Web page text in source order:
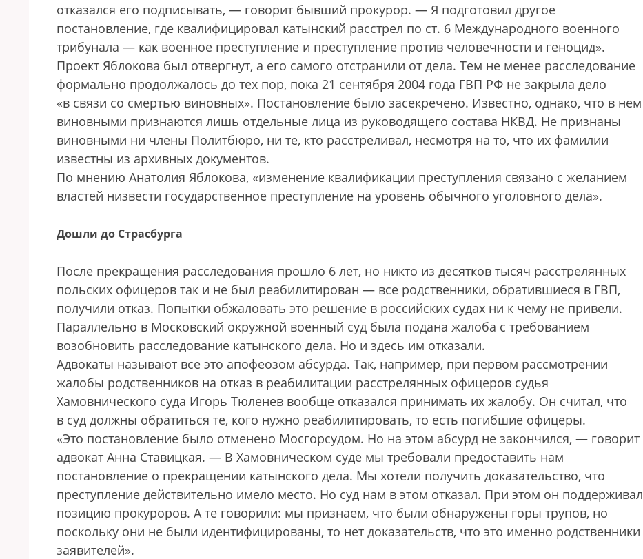
отказался его подписывать, — говорит бывший прокурор. — Я подготовил другое
постановление, где квалифицировал катынский расстрел по ст. 6 Международного военного
трибунала — как военное преступление и преступление против человечности и геноцид».
Проект Яблокова был отвергнут, а его самого отстранили от дела. Тем не менее расследование
формально продолжалось до тех пор, пока 21 сентября 2004 года ГВП РФ не закрыла дело
«в связи со смертью виновных». Постановление было засекречено. Известно, однако, что в нем
виновными признаются лишь отдельные лица из руководящего состава НКВД. Не признаны
виновными ни члены Политбюро, ни те, кто расстреливал, несмотря на то, что их фамилии
известны из архивных документов.
По мнению Анатолия Яблокова, «изменение квалификации преступления связано с желанием
властей низвести государственное преступление на уровень обычного уголовного дела».
Дошли до Страсбурга
После прекращения расследования прошло 6 лет, но никто из десятков тысяч расстрелянных
польских офицеров так и не был реабилитирован — все родственники, обратившиеся в ГВП,
получили отказ. Попытки обжаловать это решение в российских судах ни к чему не привели.
Параллельно в Московский окружной военный суд была подана жалоба с требованием
возобновить расследование катынского дела. Но и здесь им отказали.
Адвокаты называют все это апофеозом абсурда. Так, например, при первом рассмотрении
жалобы родственников на отказ в реабилитации расстрелянных офицеров судья
Хамовнического суда Игорь Тюленев вообще отказался принимать их жалобу. Он считал, что
в суд должны обратиться те, кого нужно реабилитировать, то есть погибшие офицеры.
«Это постановление было отменено Мосгорсудом. Но на этом абсурд не закончился, — говорит
адвокат Анна Ставицкая. — В Хамовническом суде мы требовали предоставить нам
постановление о прекращении катынского дела. Мы хотели получить доказательство, что
преступление действительно имело место. Но суд нам в этом отказал. При этом он поддерживал
позицию прокуроров. А те говорили: мы признаем, что были обнаружены горы трупов, но
поскольку они не были идентифицированы, то нет доказательств, что это именно родственники
заявителей».